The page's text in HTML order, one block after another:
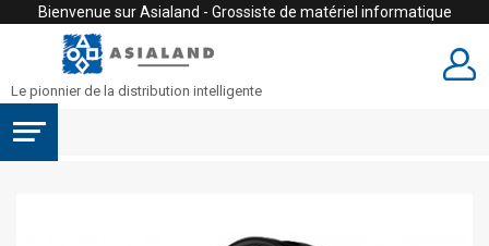
Bienvenue sur Asialand - Grossiste de matériel informatique
Le pionnier de la distribution intelligente